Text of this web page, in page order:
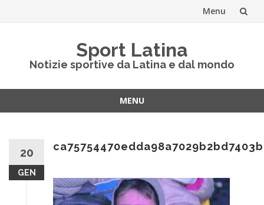
Menu
Sport Latina
Notizie sportive da Latina e dal mondo
MENU
20
GEN